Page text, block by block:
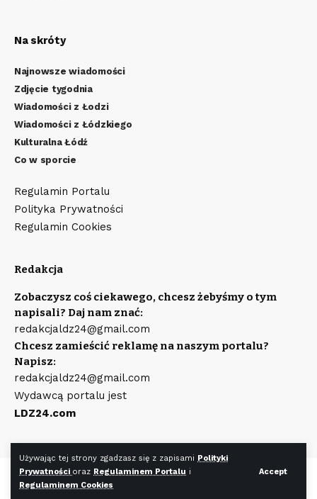
Używając tej strony zgadzasz się z zapisami Polityki
Prywatności oraz Regulaminem Portalu i
Regulaminem Cookies
Accept
Na skróty
Najnowsze wiadomości
Zdjęcie tygodnia
Wiadomości z Łodzi
Wiadomości z Łódzkiego
Kulturalna Łódź
Co w sporcie
Regulamin Portalu
Polityka Prywatności
Regulamin Cookies
Redakcja
Zobaczysz coś ciekawego, chcesz żebyśmy o tym
napisali? Daj nam znać:
redakcjaldz24@gmail.com
Chcesz zamieścić reklamę na naszym portalu?
Napisz:
redakcjaldz24@gmail.com
Wydawcą portalu jest
LDZ24.com
©LDZ24.com Wszystkie prawa zastrzeżone. Wykonanie strony